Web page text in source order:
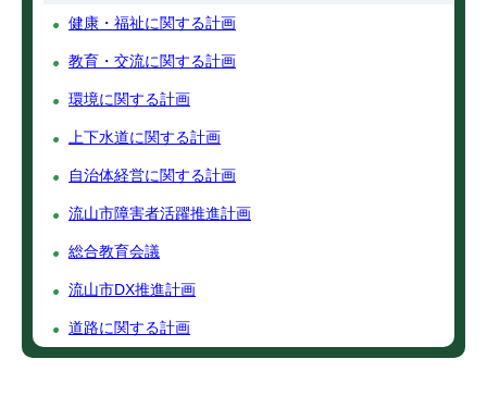
健康・福祉に関する計画
教育・交流に関する計画
環境に関する計画
上下水道に関する計画
自治体経営に関する計画
流山市障害者活躍推進計画
総合教育会議
流山市DX推進計画
道路に関する計画